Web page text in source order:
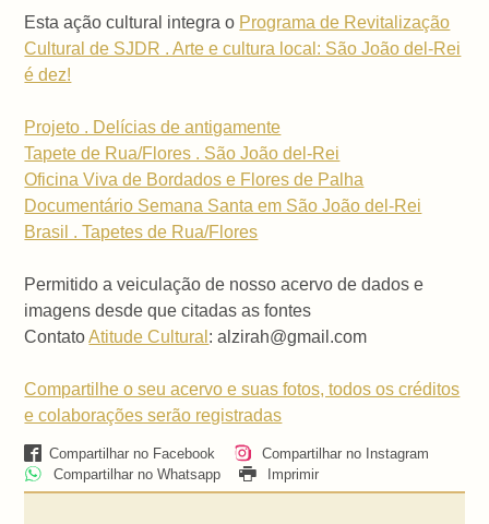
Esta ação cultural integra o Programa de Revitalização
Cultural de SJDR . Arte e cultura local: São João del-Rei
é dez!
Projeto . Delícias de antigamente
Tapete de Rua/Flores . São João del-Rei
Oficina Viva de Bordados e Flores de Palha
Documentário Semana Santa em São João del-Rei
Brasil . Tapetes de Rua/Flores
Permitido a veiculação de nosso acervo de dados e
imagens desde que citadas as fontes
ContatoAtitude Cultural : alzirah@gmail.com
Compartilhe o seu acervo e suas fotos, todos os créditos
e colaborações serão registradas
Compartilhar no Facebook
Compartilhar no Instagram
Compartilhar no Whatsapp
Imprimir